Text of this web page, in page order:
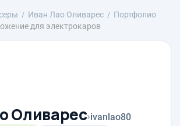
Иван Лао Оливарес
Портфолио
для электрокаров
Оливарес›ivanlao80